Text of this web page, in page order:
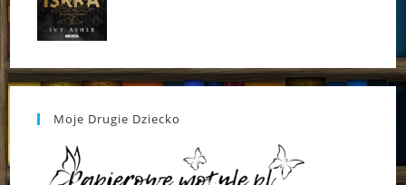
Moje Drugie Dziecko